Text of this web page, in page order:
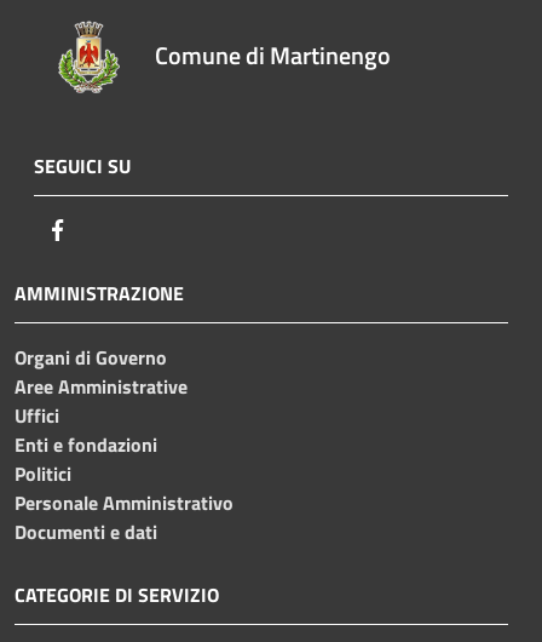
Comune di Martinengo
SEGUICI SU
AMMINISTRAZIONE
Organi di Governo
Aree Amministrative
Uffici
Enti e fondazioni
Politici
Personale Amministrativo
Documenti e dati
CATEGORIE DI SERVIZIO